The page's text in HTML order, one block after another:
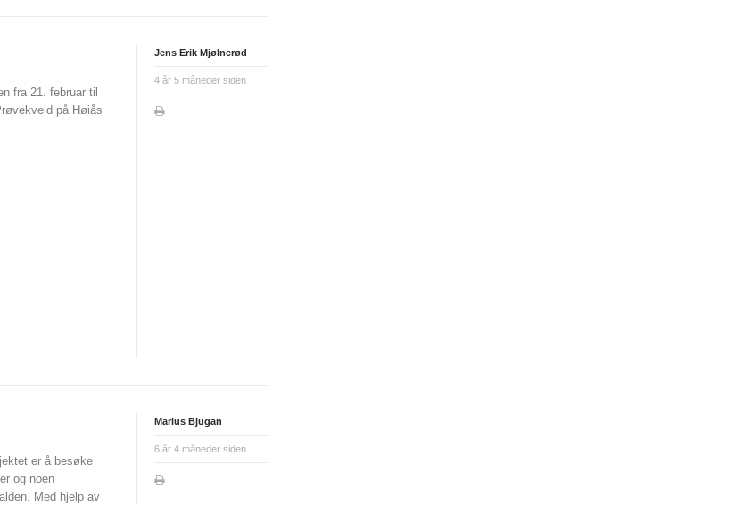
fra 21. februar til
på Høiås
Jens Erik Mjølnerød
4 år 5 måneder siden
er å besøke
og noen
Med hjelp av
Marius Bjugan
6 år 4 måneder siden